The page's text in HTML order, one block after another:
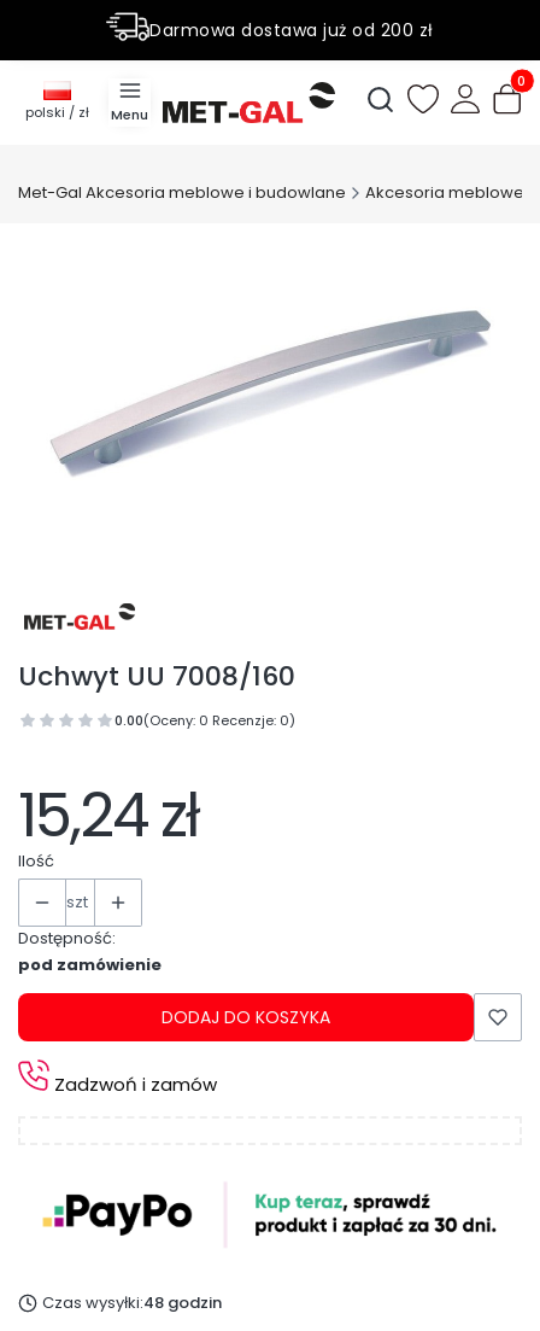
Darmowa dostawa już od 200 zł
Rabaty do 50% na wybrane produky
Menu
Otwórz
polski / zł
Met-Gal Akcesoria meblowe i budowlane Akcesoria meblowe
Uchwyt UU 7008/160
0.00(Oceny: 0 Recenzje: 0)
15,24 zł
Ilość
szt
Dostępność:
pod zamówienie
DODAJ DO KOSZYKA
Zadzwoń i zamów
Czas wysyłki:48 godzin